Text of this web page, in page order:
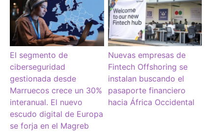
El segmento de
ciberseguridad
gestionada desde
Marruecos crece un 30%
interanual. El nuevo
escudo digital de Europa
se forja en el Magreb
Nuevas empresas de
Fintech Offshoring se
instalan buscando el
pasaporte financiero
hacia África Occidental